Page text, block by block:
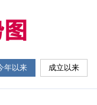
年以来 成立以来